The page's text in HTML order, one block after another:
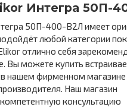
Интегра 50П-
50П-400-В2Л имеет
любой категории
отлично себя
Вы можете купить
нашем фирменном магазине
Наш магазин
консультацию